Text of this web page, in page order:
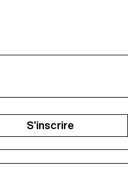
S'inscrire